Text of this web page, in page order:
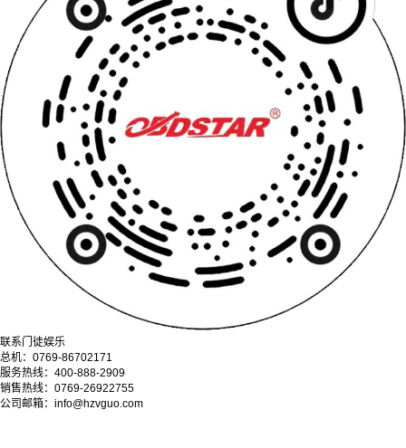
联系门徒娱乐
总机：0769-86702171
服务热线：400-888-2909
销售热线：0769-26922755
公司邮箱：info@hzvguo.com